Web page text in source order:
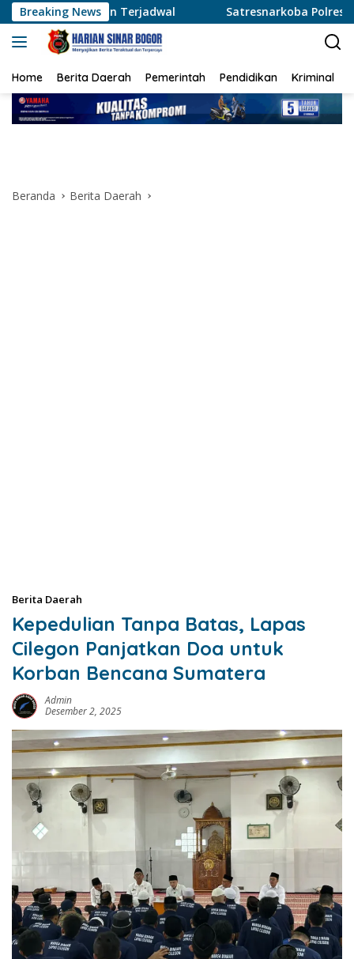
Langsung
ke
konten
Breaking NewsSatresnarkoba Polres Metro Tangerang Kota
Home Berita Daerah Pemerintah Pendidikan Kriminal
Beranda Berita Daerah
Berita Daerah
Kepedulian Tanpa Batas, Lapas
Cilegon Panjatkan Doa untuk
Korban Bencana Sumatera
Admin
Desember 2, 2025